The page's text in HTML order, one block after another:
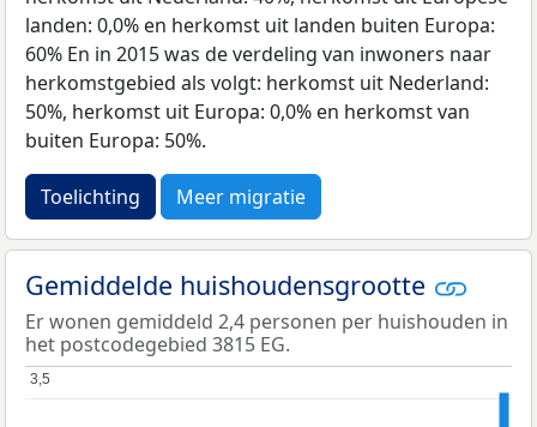
landen: 0,0% en herkomst uit landen buiten Europa:
60% En in 2015 was de verdeling van inwoners naar
herkomstgebied als volgt: herkomst uit Nederland:
50%, herkomst uit Europa: 0,0% en herkomst van
buiten Europa: 50%.
Toelichting Meer migratie
Gemiddelde huishoudensgrootte
Er wonen gemiddeld 2,4 personen per huishouden in
het postcodegebied 3815 EG.
3,5
3,5